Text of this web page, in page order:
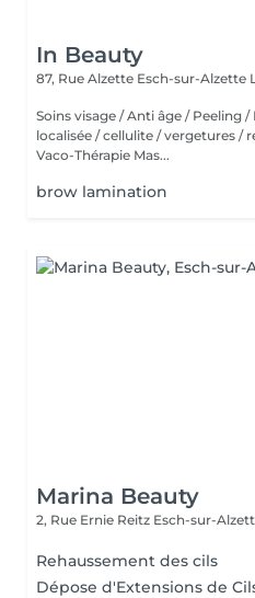
In Beauty
87, Rue Alzette Esch-sur-Alzette
Soins visage / Anti âge / Peeling
localisée / cellulite / vergetures /
Vaco-Thérapie Mas...
brow lamination
Marina Beauty
2, Rue Ernie Reitz Esch-sur-
Rehaussement des cils
Dépose d'Extensions de